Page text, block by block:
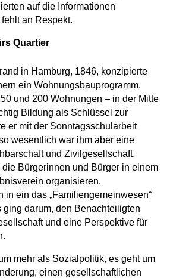
auf die Informationen
an Respekt.
Quartier
in Hamburg, 1846, konzipierte
ein Wohnungsbauprogramm.
und 200 Wohnungen – in der Mitte
Bildung als Schlüssel zur
er mit der Sonntagsschularbeit
wesentlich war ihm aber eine
und Zivilgesellschaft.
Bürgerinnen und Bürger in einem
organisieren.
in ein das „Familiengemeinwesen“
ging darum, den Benachteiligten
und eine Perspektive für
mehr als Sozialpolitik, es geht um
einen gesellschaftlichen